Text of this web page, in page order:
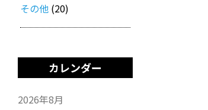
その他 (20)
カレンダー
2026年8月